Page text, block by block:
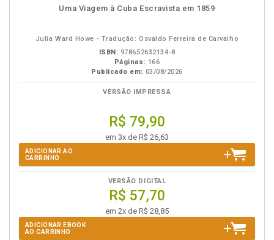
disponívelDisponível
páginaspodcast
Uma Viagem à Cuba Escravista em 1859
Julia Ward Howe - Tradução: Osvaldo Ferreira de Carvalho
ISBN: 978652632134-8
Páginas: 166
Publicado em: 03/08/2026
VERSÃO IMPRESSA
R$ 79,90
em 3x de R$ 26,63
ADICIONAR AO
CARRINHO
VERSÃO DIGITAL
R$ 57,70
em 2x de R$ 28,85
ADICIONAR EBOOK
AO CARRINHO